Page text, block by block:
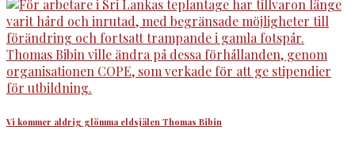
Vi kommer aldrig glömma eldsjälen Thomas Bibin